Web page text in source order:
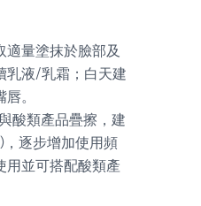
量塗抹於臉部及
乳液/乳霜；白天建
。
酸類產品疊擦，建
逐步增加使用頻
用並可搭配酸類產